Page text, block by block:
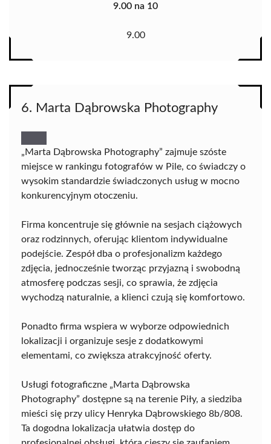
9.00 na 10
9.00
6. Marta Dąbrowska Photography
„Marta Dąbrowska Photography” zajmuje szóste
miejsce w rankingu fotografów w Pile, co świadczy o
wysokim standardzie świadczonych usług w mocno
konkurencyjnym otoczeniu.
Firma koncentruje się głównie na sesjach ciążowych
oraz rodzinnych, oferując klientom indywidualne
podejście. Zespół dba o profesjonalizm każdego
zdjęcia, jednocześnie tworząc przyjazną i swobodną
atmosferę podczas sesji, co sprawia, że zdjęcia
wychodzą naturalnie, a klienci czują się komfortowo.
Ponadto firma wspiera w wyborze odpowiednich
lokalizacji i organizuje sesje z dodatkowymi
elementami, co zwiększa atrakcyjność oferty.
Usługi fotograficzne „Marta Dąbrowska
Photography” dostępne są na terenie Piły, a siedziba
mieści się przy ulicy Henryka Dąbrowskiego 8b/808.
Ta dogodna lokalizacja ułatwia dostęp do